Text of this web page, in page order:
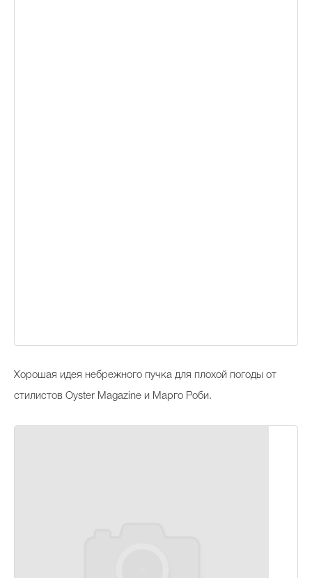
Хорошая идея небрежного пучка для плохой погоды от
стилистов Oyster Magazine и Марго Роби.